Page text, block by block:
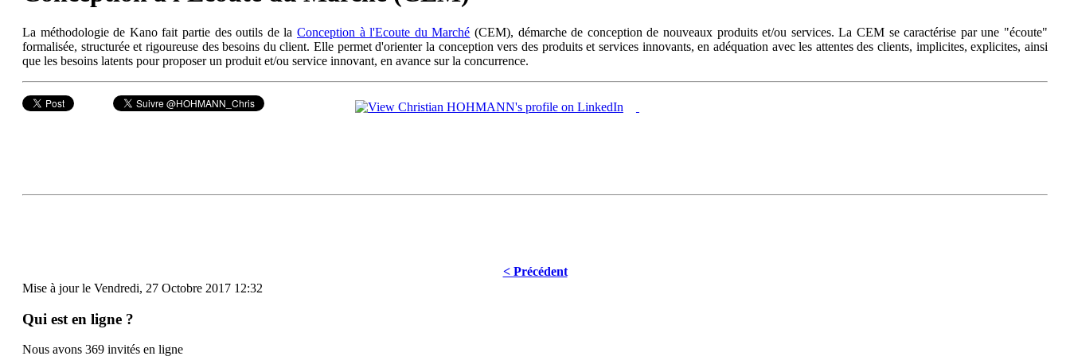
La méthodologie de Kano fait partie des outils de la Conception à l'Ecoute du Marché (CEM), démarche de conception de nouveaux produits et/ou services. La CEM se caractérise par une "écoute"
formalisée, structurée et rigoureuse des besoins du client. Elle permet d'orienter la conception vers des produits et services innovants, en adéquation avec les attentes des clients, implicites, explicites, ainsi
que les besoins latents pour proposer un produit et/ou service innovant, en avance sur la concurrence.
< Précédent
Mise à jour le Vendredi, 27 Octobre 2017 12:32
Qui est en ligne ?
Nous avons 369 invités en ligne